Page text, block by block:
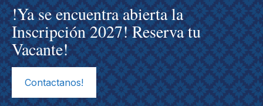
!Ya se encuentra abierta la
Inscripción 2027! Reserva tu
Vacante!
Contactanos!